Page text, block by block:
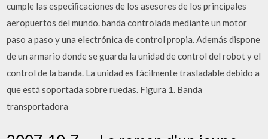
cumple las especiﬁcaciones de los asesores de los principales
aeropuertos del mundo. banda controlada mediante un motor
paso a paso y una electrónica de control propia. Además dispone
de un armario donde se guarda la unidad de control del robot y el
control de la banda. La unidad es fácilmente trasladable debido a
que está soportada sobre ruedas. Figura 1. Banda
transportadora